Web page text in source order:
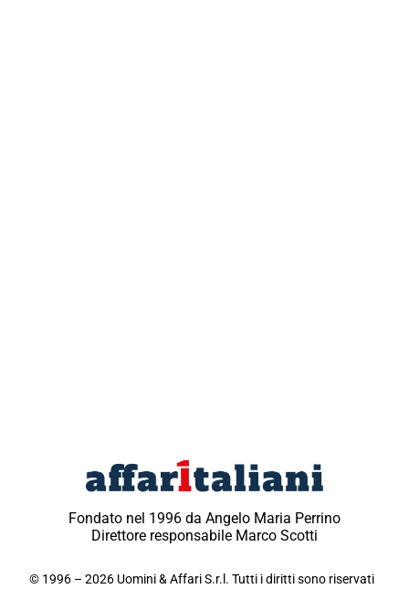
Fondato nel 1996 da Angelo Maria Perrino
Direttore responsabile Marco Scotti
© 1996 – 2026 Uomini & Affari S.r.l. Tutti i diritti sono riservati